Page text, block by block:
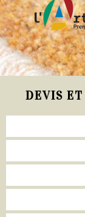
DEVIS